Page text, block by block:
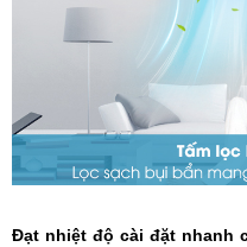
Đạt nhiệt độ cài đặt nhanh